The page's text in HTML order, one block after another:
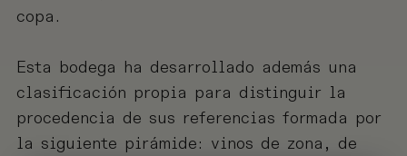
copa.
Esta bodega ha desarrollado además una
clasificación propia para distinguir la
procedencia de sus referencias formada por
la siguiente pirámide: vinos de zona, de